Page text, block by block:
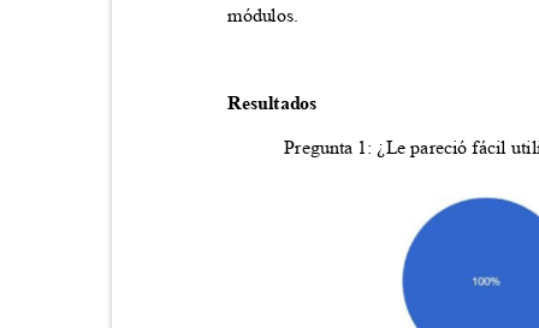
módulos.
Resultados
Pregunta 1: ¿Le pareció fácil